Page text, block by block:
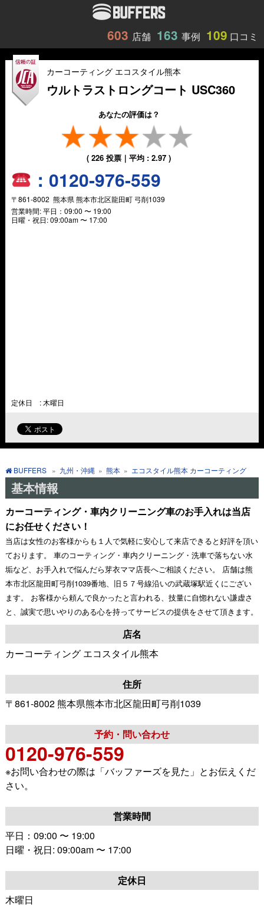
603 店舗 163 事例 109 口コミ
カーコーティング エコスタイル熊本
ウルトラストロングコート USC360
あなたの評価は？
(226 投票｜平均 :2.97 )
：0120-976-559
〒861-8002 熊本県 熊本市北区龍田町 弓削1039
営業時間:平日：09:00 〜 19:00
日曜・祝日: 09:00am 〜 17:00
定休日 : 木曜日
BUFFERS » 九州・沖縄 » 熊本 » エコスタイル熊本 カーコーティング
基本情報
カーコーティング・車内クリーニング車のお手入れは当店
にお任せください！
当店は女性のお客様からも１人で気軽に安心して来店できると好評を頂い
ております。 車のコーティング・車内クリーニング・洗車で落ちない水
垢など、お手入れで悩んだら芽衣ママ店長へご相談ください。 店舗は熊
本市北区龍田町弓削1039番地、旧５７号線沿いの武蔵塚駅近くにござい
ます。 お客様から頼んで良かったと言われる、技量に自惚れない謙虚さ
と、誠実で思いやりのある心を持ってサービスの提供をさせて頂きます。
店名
カーコーティング エコスタイル熊本
住所
〒861-8002 熊本県熊本市北区龍田町弓削1039
予約・問い合わせ
0120-976-559
※お問い合わせの際は「バッファーズを見た」とお伝えくだ
さい。
営業時間
平日：09:00 〜 19:00
日曜・祝日: 09:00am 〜 17:00
定休日
木曜日